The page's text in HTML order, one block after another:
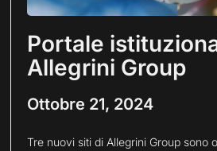
Portale
Allegrini Group
Ottobre 21, 2024
Tre nuovi siti di Allegrini Group sono